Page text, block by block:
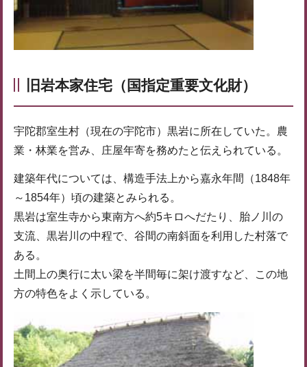
旧岩本家住宅（国指定重要文化財）
宇陀郡室生村（現在の宇陀市）黒岩に所在していた。農
業・林業を営み、庄屋年寄を務めたと伝えられている。
建築年代については、構造手法上から嘉永年間（1848年
～1854年）頃の建築とみられる。
黒岩は室生寺から東南方へ約5キロへだたり、胎ノ川の
支流、黒岩川の中程で、谷間の南斜面を利用した村落で
ある。
土間上の奥行に太い梁を半間毎に架け渡すなど、この地
方の特色をよく示している。